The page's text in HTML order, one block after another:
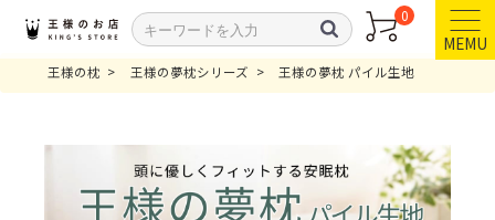
MEMU
0
王様の枕 王様の夢枕シリーズ 王様の夢枕 パイル生地